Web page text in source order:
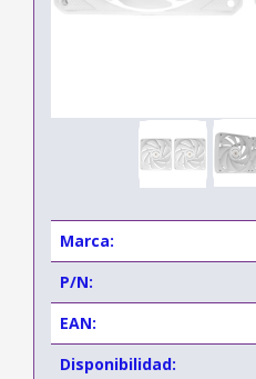
Marca:
P/N:
EAN:
Disponibilidad: